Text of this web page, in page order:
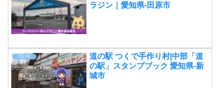
ラジン｜愛知県-田原市
2023年
道の駅 つくで手作り村|中部「道
の駅」スタンプブック 愛知県-新
城市